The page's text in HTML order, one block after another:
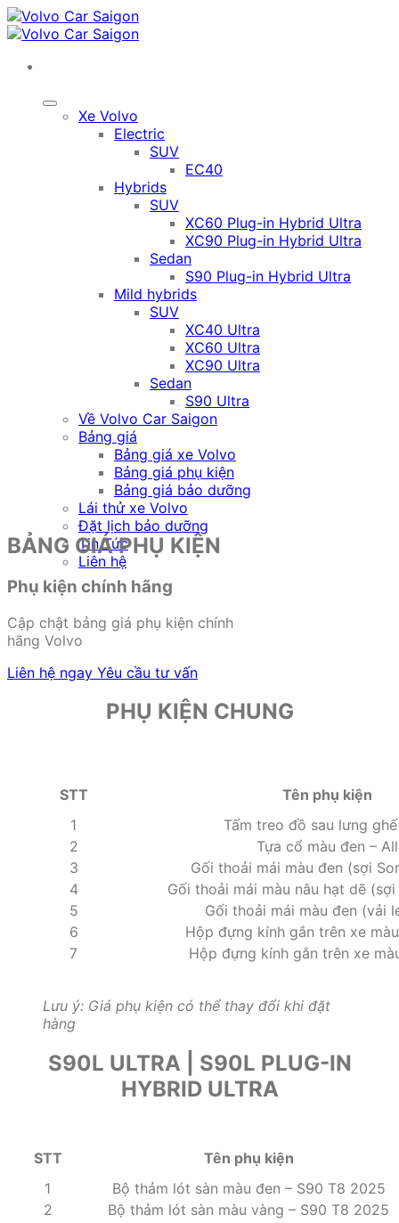
Chuyển
đến
dung
Xe Volvo
Electric
SUV
EC40
Hybrids
SUV
XC60 Plug-in Hybrid Ultra
XC90 Plug-in Hybrid Ultra
Sedan
S90 Plug-in Hybrid Ultra
Mild hybrids
SUV
XC40 Ultra
XC60 Ultra
XC90 Ultra
Sedan
S90 Ultra
Về Volvo Car Saigon
Bảng giá
Bảng giá xe Volvo
Bảng giá phụ kiện
Bảng giá bảo dưỡng
Lái thử xe Volvo
Đặt lịch bảo dưỡng
Tin Tức
Liên hệ
BẢNG GIÁ PHỤ KIỆN
Phụ kiện chính hãng
Cập chật bảng giá phụ kiện chính
hãng Volvo
Liên hệ ngay Yêu cầu tư vấn
PHỤ KIỆN CHUNG
STT
Tên phụ kiện
1
Tấm treo đồ sau lưng
2
Tựa cổ màu đen – All
3
Gối thoải mái màu đen (sợi
4
Gối thoải mái màu nâu hạt dẽ
5
Gối thoải mái màu đen (vải
6
Hộp đựng kính gắn trên xe
7
Hộp đựng kính gắn trên xe
Lưu ý: Giá phụ kiện có thể thay đổi khi đặt
hàng
S90L ULTRA | S90L PLUG-IN
HYBRID ULTRA
STT
Tên phụ kiện
1
Bộ thảm lót sàn màu đen – S90 T8 2025
2
Bộ thảm lót sàn màu vàng – S90 T8 2025